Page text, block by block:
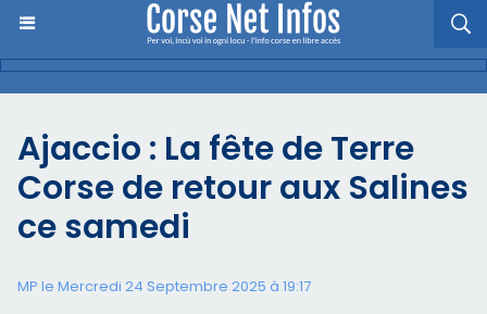
Ajaccio : La fête de Terre
Corse de retour aux Salines
ce samedi
MP le Mercredi 24 Septembre 2025 à 19:17